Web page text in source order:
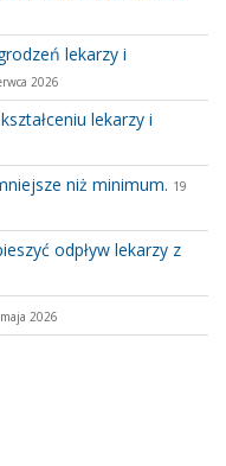
lekarzy i
2026
lekarzy i
niż minimum. 19
odpływ lekarzy z
2026